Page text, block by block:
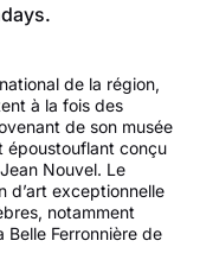
de la région,
à la fois des
de son musée
époustouflant conçu
Nouvel. Le
d’art exceptionnelle
notamment
Belle Ferronnière de